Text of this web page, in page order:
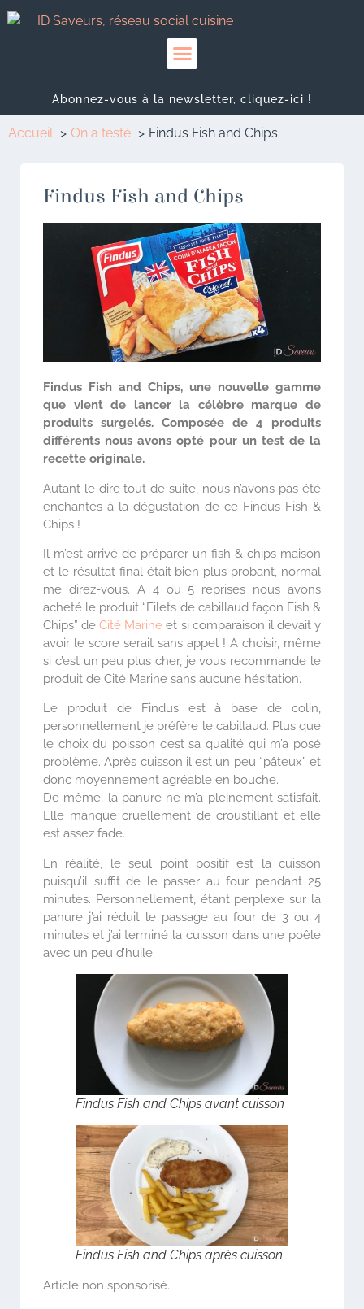
Abonnez-vous à la newsletter, cliquez-ici !
Accueil On a testé Findus Fish and Chips
Findus Fish and Chips
Findus Fish and Chips, une nouvelle gamme
que vient de lancer la célèbre marque de
produits surgelés. Composée de 4 produits
différents nous avons opté pour un test de la
recette originale.
Autant le dire tout de suite, nous n’avons pas été
enchantés à la dégustation de ce Findus Fish &
Chips !
Il m’est arrivé de préparer un fish & chips maison
et le résultat final était bien plus probant, normal
me direz-vous. A 4 ou 5 reprises nous avons
acheté le produit “Filets de cabillaud façon Fish &
Chips” deCité Marine et si comparaison il devait y
avoir le score serait sans appel ! A choisir, même
si c’est un peu plus cher, je vous recommande le
produit de Cité Marine sans aucune hésitation.
Le produit de Findus est à base de colin,
personnellement je préfère le cabillaud. Plus que
le choix du poisson c’est sa qualité qui m’a posé
problème. Après cuisson il est un peu “pâteux” et
donc moyennement agréable en bouche.
De même, la panure ne m’a pleinement satisfait.
Elle manque cruellement de croustillant et elle
est assez fade.
En réalité, le seul point positif est la cuisson
puisqu’il suffit de le passer au four pendant 25
minutes. Personnellement, étant perplexe sur la
panure j’ai réduit le passage au four de 3 ou 4
minutes et j’ai terminé la cuisson dans une poêle
avec un peu d’huile.
Findus Fish and Chips avant cuisson
Findus Fish and Chips après cuisson
Article non sponsorisé.